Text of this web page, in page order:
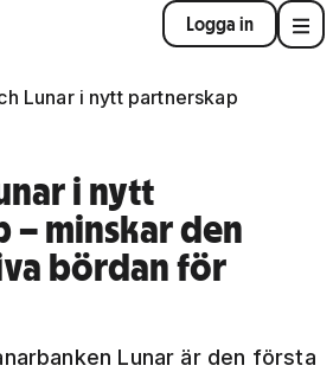
Logga in
Lunar i nytt partnerskap
i nytt
– minskar den
bördan för
Lunar är den första